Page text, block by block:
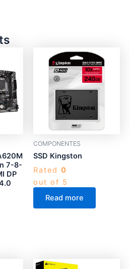
7-8-
DP
COMPONENTES
SSD Kingston
Rated 0
out of 5
Read more